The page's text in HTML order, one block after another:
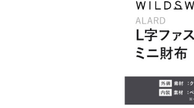
不可地域あ